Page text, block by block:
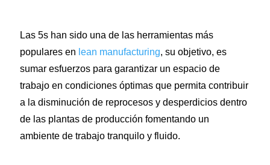
Las 5s han sido una de las herramientas más
populares en lean manufacturing, su objetivo, es
sumar esfuerzos para garantizar un espacio de
trabajo en condiciones óptimas que permita contribuir
a la disminución de reprocesos y desperdicios dentro
de las plantas de producción fomentando un
ambiente de trabajo tranquilo y fluido.